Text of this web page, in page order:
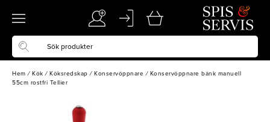
Hem / Kök / Köksredskap / Konservöppnare / Konservöppnare bänk manuell
55cm rostfri Tellier